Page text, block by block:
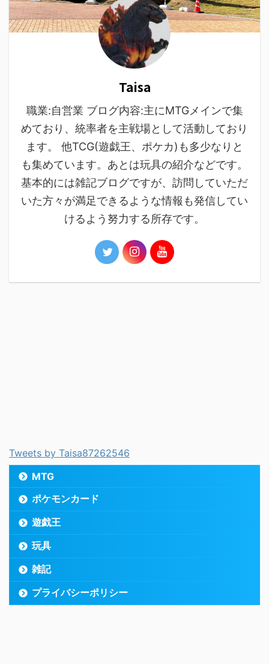
Taisa
職業:自営業 ブログ内容:主にMTGメインで集
めており、統率者を主戦場として活動しており
ます。 他TCG(遊戯王、ポケカ)も多少なりと
も集めています。あとは玩具の紹介などです。
基本的には雑記ブログですが、訪問していただ
いた方々が満足できるような情報も発信してい
けるよう努力する所存です。
Tweets by Taisa87262546
MTG
ポケモンカード
遊戯王
玩具
雑記
プライバシーポリシー